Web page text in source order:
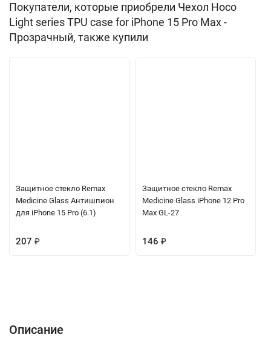
Покупатели, которые приобрели Чехол Hoco
Light series TPU case for iPhone 15 Pro Max -
Прозрачный, также купили
Защитное стекло Remax
Medicine Glass Антишпион
для iPhone 15 Pro (6.1)
207 ₽
Защитное стекло Remax
Medicine Glass iPhone 12 Pro
Max GL-27
146 ₽
Описание